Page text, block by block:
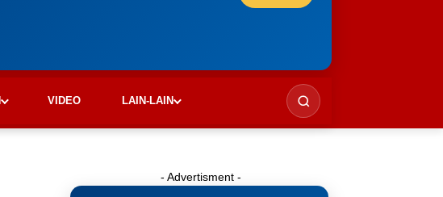
VIDEO LAIN-LAIN
- Advertisment -